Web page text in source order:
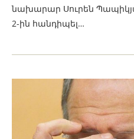
նախարար Սուրեն
2-ին հանդիպել…